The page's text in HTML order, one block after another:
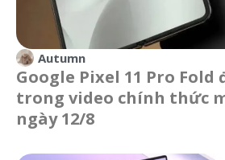
Autumn
Google Pixel 11 Pro Fold
trong video chính thức
ngày 12/8